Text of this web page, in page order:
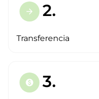
arrow_forward 2.
Transferencia
paid 3.